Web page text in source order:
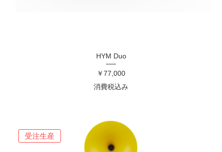
HYM Duo
価格
￥77,000
消費税込み
受注生産